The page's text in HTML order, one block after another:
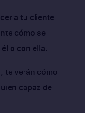
a tu cliente
cómo se
o con ella.
te verán cómo
capaz de